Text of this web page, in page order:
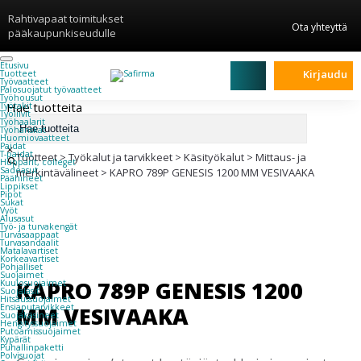
Rahtivapaat toimitukset
pääkaupunkiseudulle
Ota yhteyttä
Etusivu
Tuotteet
Työvaatteet
Palosuojatut työvaatteet
Työhousut
Työtakit
Työliivit
Työhaalarit
Työhanskat
Huomiovaatteet
Paidat
T-paidat
Hupparit, colleget
Sadeasut
Päähineet
Lippikset
Pipot
Sukat
Vyöt
Alusasut
Työ- ja turvakengät
Turvasaappaat
Turvasandaalit
Matalavartiset
Korkeavartiset
Pohjalliset
Suojaimet
Kuulosuojaimet
Suojalasit
Hitsaussuojaimet
Ensiaputarvikkeet
Suojakäsineet
Hengityssuojaimet
Putoamissuojaimet
Kypärät
Puhallinpaketti
Polvisuojat
Kirjaudu
Hae tuotteita
×
Tuotteet>Työkalut ja tarvikkeet > Käsityökalut > Mittaus- ja
merkintävälineet > KAPRO 789P GENESIS 1200 MM VESIVAAKA
KAPRO 789P GENESIS 1200
MM VESIVAAKA